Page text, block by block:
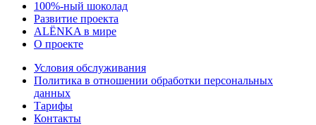
100%-ный шоколад
Развитие проекта
ALЁNKA в мире
О проекте
Условия обслуживания
Политика в отношении обработки персональных
данных
Тарифы
Контакты